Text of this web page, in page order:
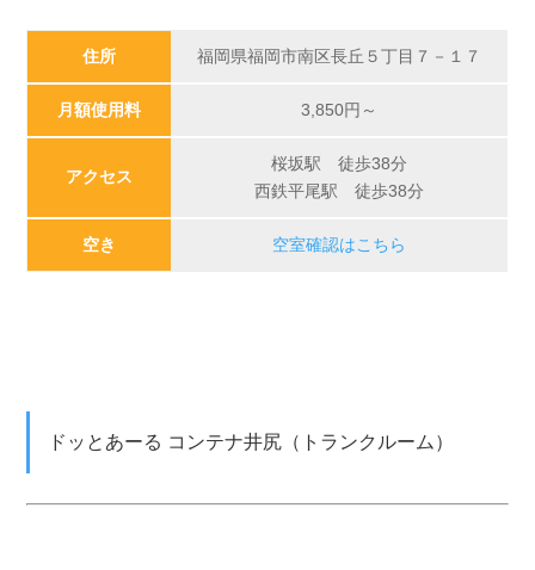
住所 福岡県福岡市南区長丘５丁目７－１７
月額使用料 3,850円～
アクセス
桜坂駅 徒歩38分
西鉄平尾駅 徒歩38分
空き 空室確認はこちら
ドッとあーる コンテナ井尻（トランクルーム）